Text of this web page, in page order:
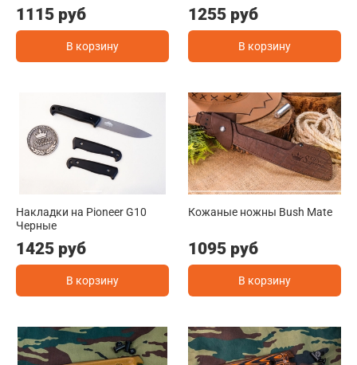
1115 руб
В корзину
1255 руб
В корзину
Накладки на Pioneer G10
Черные
1425 руб
В корзину
Кожаные ножны Bush Mate
1095 руб
В корзину